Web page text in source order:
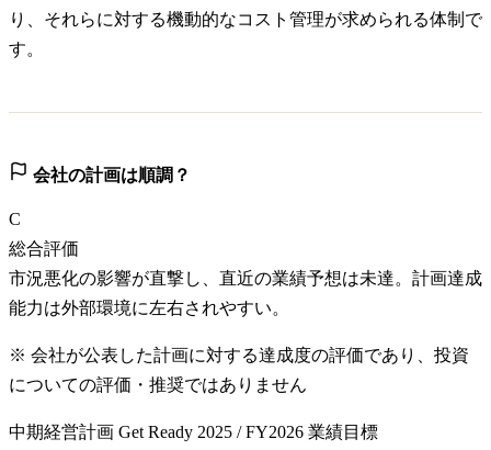
り、それらに対する機動的なコスト管理が求められる体制で
す。
会社の計画は順調？
C
総合評価
市況悪化の影響が直撃し、直近の業績予想は未達。計画達成
能力は外部環境に左右されやすい。
※ 会社が公表した計画に対する達成度の評価であり、投資
についての評価・推奨ではありません
中期経営計画 Get Ready 2025 / FY2026 業績目標